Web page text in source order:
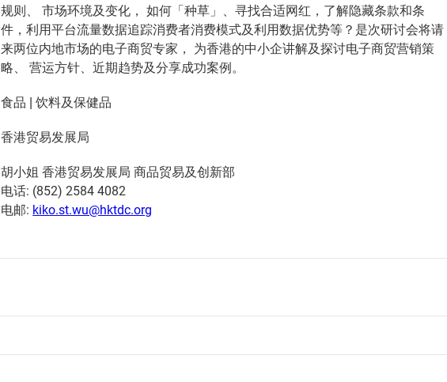
规则、 市场环境及变化， 如何「种草」、寻找合适网红，了解隐藏条款和条
件，利用平台流量数据追踪消费者消费模式及利用数据优势等？是次研讨会将请
来两位内地市场的电子商贸专家， 为香港的中小企讲解及探讨电子商贸营销策
略、 营运方针、近期趋势及分享成功案例。
食品 | 饮料及保健品
香港贸易发展局
胡小姐 香港贸易发展局 商品贸易及创新部
电话: (852) 2584 4082
电邮: kiko.st.wu@hktdc.org